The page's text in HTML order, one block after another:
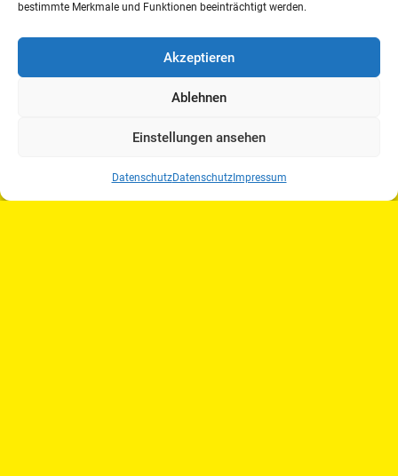
bestimmte Merkmale und Funktionen beeinträchtigt werden.
Akzeptieren
Ablehnen
Einstellungen ansehen
DatenschutzDatenschutzImpressum
23. – 25. Oktober 2017